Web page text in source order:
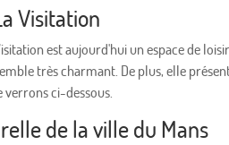
Visitation
est aujourd'hui un espace de
très charmant. De plus, elle
ci-dessous.
de la ville du Mans